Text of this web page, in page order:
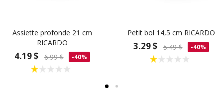
Assiette profonde 21 cm
RICARDO
4.19 $ 6.99 $ -40%
Petit bol 14,5 cm RICARDO
3.29 $ 5.49 $ -40%